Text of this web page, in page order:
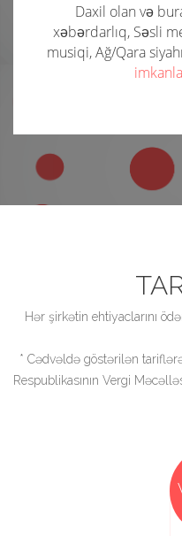
Daxil olan və
xəbərdarlıq, Səsli
musiqi, Ağ/Qara
Hər şirkətin ehtiyaclarını
* Cədvəldə göstərilən
Respublikasının Vergi